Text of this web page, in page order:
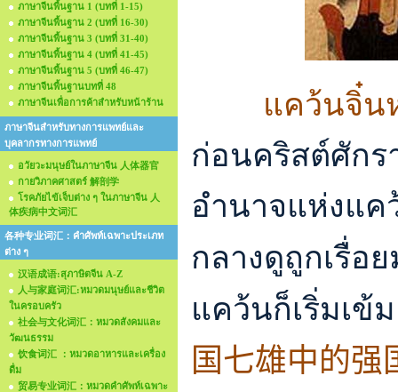
ภาษาจีนพื้นฐาน 1 (บทที่ 1-15)
ภาษาจีนพื้นฐาน 2 (บทที่ 16-30)
ภาษาจีนพื้นฐาน 3 (บทที่ 31-40)
ภาษาจีนพื้นฐาน 4 (บทที่ 41-45)
ภาษาจีนพื้นฐาน 5 (บทที่ 46-47)
ภาษาจีนพื้นฐานบทที่ 48
ภาษาจีนเพื่อการค้าสำหรับหน้าร้าน
ภาษาจีนสำหรับทางการแพทย์และ
บุคลากรทางการแพทย์
อวัยวะมนุษย์ในภาษาจีน 人体器官
กายวิภาคศาสตร์ 解剖学
โรคภัยไข้เจ็บต่าง ๆ ในภาษาจีน 人
体疾病中文词汇
各种专业词汇：คำศัพท์เฉพาะประเภท
ต่าง ๆ
汉语成语:สุภาษิตจีน A-Z
人与家庭词汇:หมวดมนุษย์และชีวิต
ในครอบครัว
社会与文化词汇：หมวดสังคมและ
วัฒนธรรม
饮食词汇 ：หมวดอาหารและเครื่อง
ดื่ม
贸易专业词汇：หมวดคำศัพท์เฉพาะ
แคว้นจิ๋นห
ก่อนคริสต์ศัก
อำนาจแห่งแค
กลางดูถูกเรื่อ
แคว้นก็เริ่มเข้
国七雄中的强